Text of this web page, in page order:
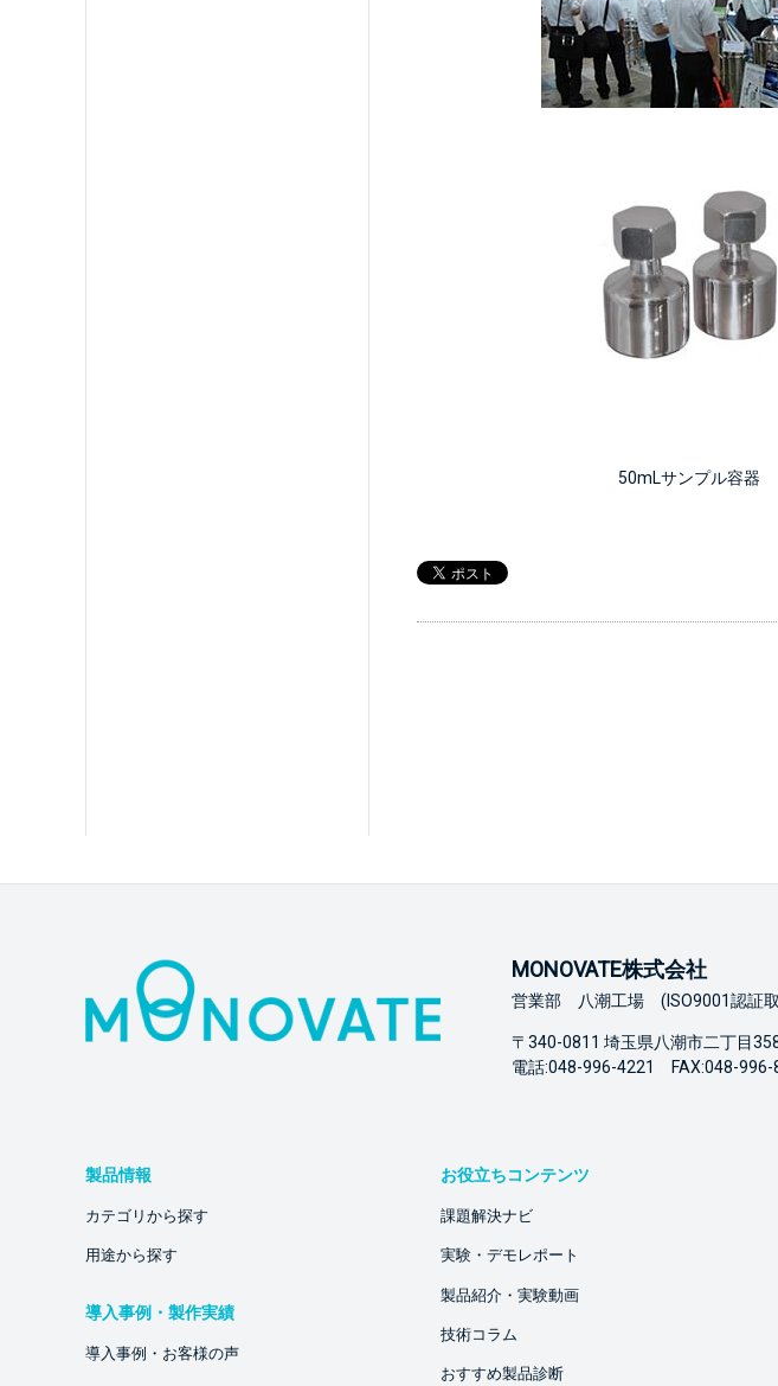
50mLサンプル容器
MONOVATE株式会社
営業部 八潮工場 (ISO9001認証
〒340-0811 埼玉県八潮市二丁目
電話:048-996-4221 FAX:048-996-
製品情報
カテゴリから探す
用途から探す
導入事例・製作実績
導入事例・お客様の声
お役立ちコンテンツ
課題解決ナビ
実験・デモレポート
製品紹介・実験動画
技術コラム
おすすめ製品診断